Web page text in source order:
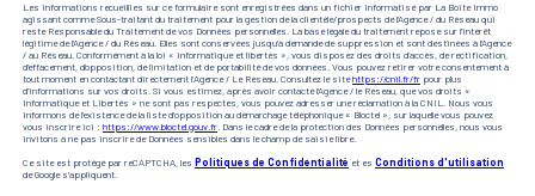
Les informations recueillies sur ce formulaire sont enregistrées dans un fichier informatisé par La Boite Immo
agissant comme Sous-traitant du traitement pour la gestion de la clientèle/prospects de l'Agence / du Réseau qui
reste Responsable du Traitement de vos Données personnelles. La base légale du traitement repose sur l'intérêt
légitime de l'Agence / du Réseau. Elles sont conservées jusqu'à demande de suppression et sont destinées à l'Agence
/ au Réseau. Conformément à la loi « informatique et libertés », vous disposez des droits d’accès, de rectification,
d’effacement, d’opposition, de limitation et de portabilité de vos données. Vous pouvez retirer votre consentement à
tout moment en contactant directement l’Agence / Le Réseau. Consultez le sitehttps://cnil.fr/fr pour plus
d’informations sur vos droits. Si vous estimez, après avoir contacté l'Agence / le Réseau, que vos droits «
Informatique et Libertés » ne sont pas respectés, vous pouvez adresser une réclamation à la CNIL. Nous vous
informons de l’existence de la liste d'opposition au démarchage téléphonique « Bloctel », sur laquelle vous pouvez
vous inscrire ici : https://www.bloctel.gouv.fr. Dans le cadre de la protection des Données personnelles, nous vous
invitons à ne pas inscrire de Données sensibles dans le champ de saisie libre.
Ce site est protégé par reCAPTCHA, les Politiques de Confidentialité et es Conditions d'utilisation
de Google s'appliquent.